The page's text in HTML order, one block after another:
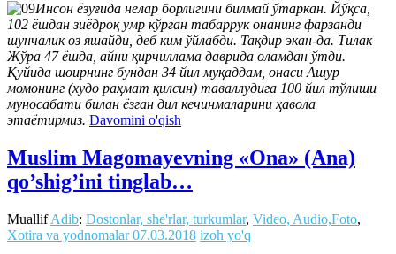
Инсон ёзуғида нелар борлигини билмай ўтаркан. Йўқса,
102 ёшдан зиёдроқ умр кўрган табаррук онанинг фарзанди
шунчалик оз яшайди, деб ким ўйлабди. Тақдир экан-да. Тилак
Жўра 47 ёшда, айни қирчиллама даврида оламдан ўтди.
Қуйида шоирнинг бундан 34 йил муқаддам, онаси Ашур
момонинг (худо раҳмат қилсин) таваллудига 100 йил тўлиши
муносабати билан ёзган дил кечинмаларини ҳавола
этаётирмиз. Davomini o'qish
Muslim Magomayevning «Ona» (Ana)
qo’shig’ini tinglab…
MuallifAdib: Dostonlar, she'rlar, turkumlar, Video, Audio,Foto,
Xotira va yodnomalar 07.03.2018 izoh yo'q